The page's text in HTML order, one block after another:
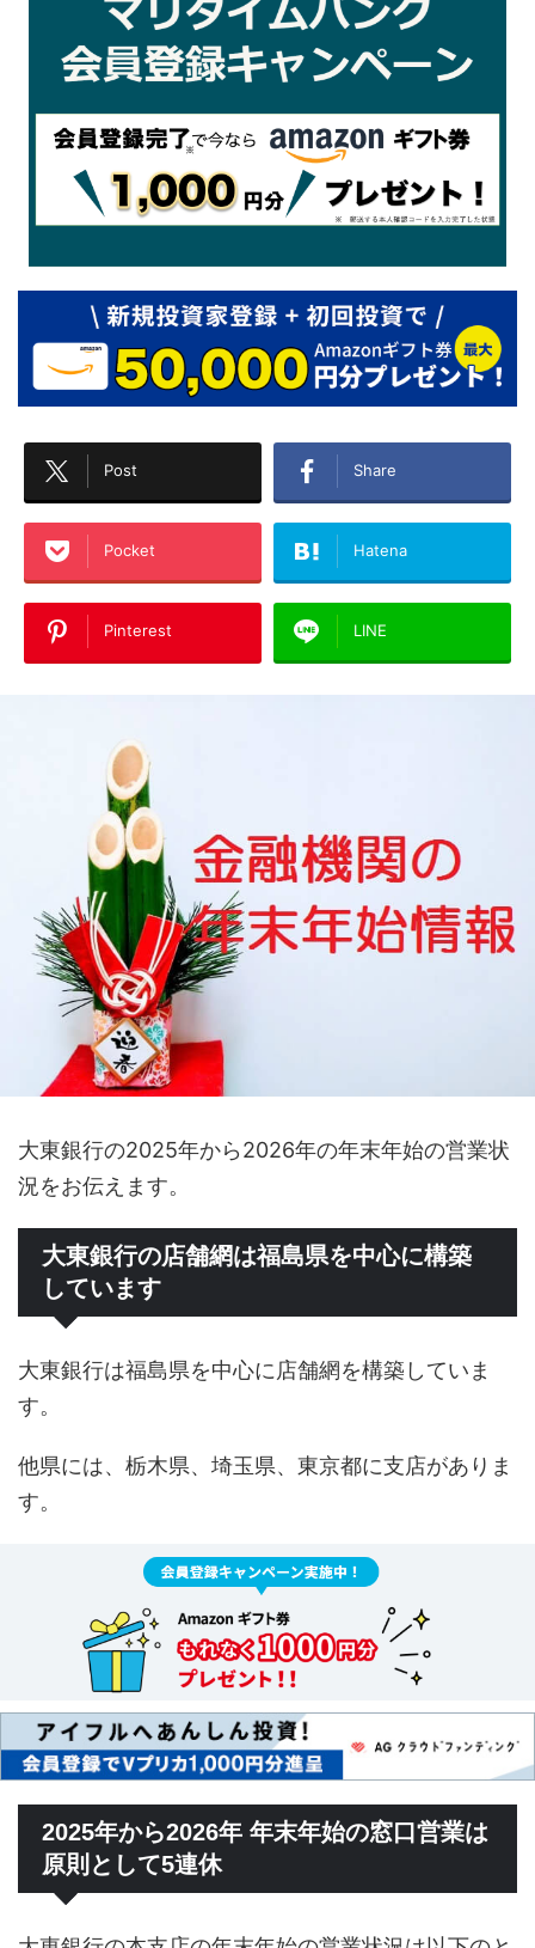
Post Share
Pocket Hatena
Pinterest LINE
大東銀行の2025年から2026年の年末年始の営業状
況をお伝えます。
大東銀行の店舗網は福島県を中心に構築
しています
大東銀行は福島県を中心に店舗網を構築していま
す。
他県には、栃木県、埼玉県、東京都に支店がありま
す。
2025年から2026年 年末年始の窓口営業は
原則として5連休